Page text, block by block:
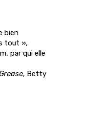
bien
tout »,
par qui elle
Grease, Betty